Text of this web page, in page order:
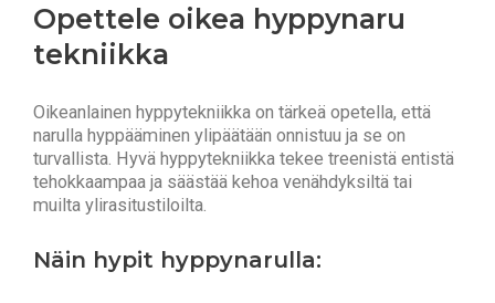
Opettele oikea hyppynaru
tekniikka
Oikeanlainen hyppytekniikka on tärkeä opetella, että
narulla hyppääminen ylipäätään onnistuu ja se on
turvallista. Hyvä hyppytekniikka tekee treenistä entistä
tehokkaampaa ja säästää kehoa venähdyksiltä tai
muilta ylirasitustiloilta.
Näin hypit hyppynarulla: